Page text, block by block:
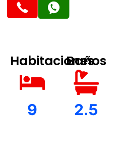
Habitaciones
9
Baños
2.5